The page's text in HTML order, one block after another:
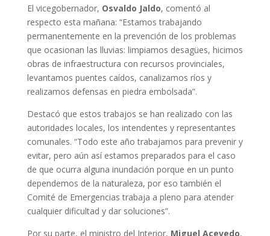
El vicegobernador, Osvaldo Jaldo, comentó al
respecto esta mañana: “Estamos trabajando
permanentemente en la prevención de los problemas
que ocasionan las lluvias: limpiamos desagües, hicimos
obras de infraestructura con recursos provinciales,
levantamos puentes caídos, canalizamos ríos y
realizamos defensas en piedra embolsada”.
Destacó que estos trabajos se han realizado con las
autoridades locales, los intendentes y representantes
comunales. “Todo este año trabajamos para prevenir y
evitar, pero aún así estamos preparados para el caso
de que ocurra alguna inundación porque en un punto
dependemos de la naturaleza, por eso también el
Comité de Emergencias trabaja a pleno para atender
cualquier dificultad y dar soluciones”.
Por su parte, el ministro del Interior, Miguel Acevedo,